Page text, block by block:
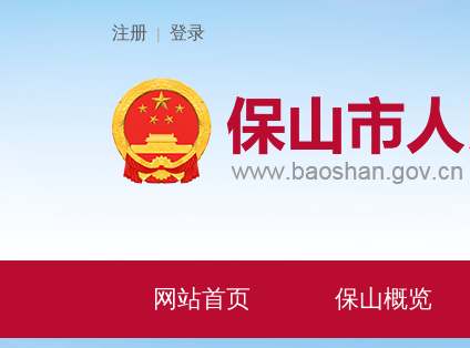
注册 | 登录
网站首页 保山概览